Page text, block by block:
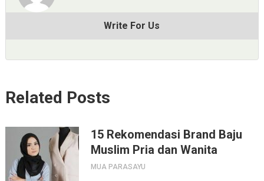
Write For Us
Related Posts
15 Rekomendasi Brand Baju
Muslim Pria dan Wanita
MUA PARASAYU